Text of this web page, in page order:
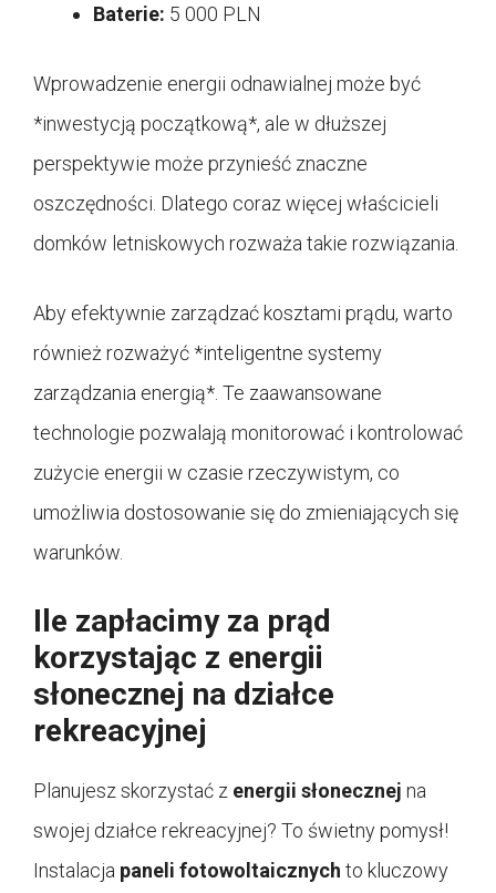
Baterie: 5 000 PLN
Wprowadzenie energii odnawialnej może być
*inwestycją początkową*, ale w dłuższej
perspektywie może przynieść znaczne
oszczędności. Dlatego coraz więcej właścicieli
domków letniskowych rozważa takie rozwiązania.
Aby efektywnie zarządzać kosztami prądu, warto
również rozważyć *inteligentne systemy
zarządzania energią*. Te zaawansowane
technologie pozwalają monitorować i kontrolować
zużycie energii w czasie rzeczywistym, co
umożliwia dostosowanie się do zmieniających się
warunków.
Ile zapłacimy za prąd
korzystając z energii
słonecznej na działce
rekreacyjnej
Planujesz skorzystać z energii słonecznej na
swojej działce rekreacyjnej? To świetny pomysł!
Instalacja paneli fotowoltaicznych to kluczowy